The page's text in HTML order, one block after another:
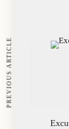
PREVIOUS ARTICLE